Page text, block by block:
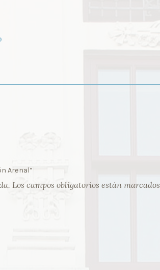
Arenal”
Los campos obligatorios están marcados